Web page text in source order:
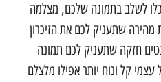
לשלב בתמונה שלכם, מצלמה
שתעניק לכם את הזיכרון
חזקה שתעניק לכם תמונה
קל ונוח יותר אפילו מלצלם